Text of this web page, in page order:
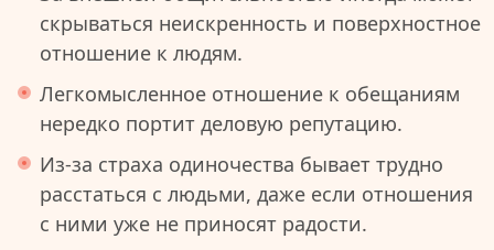
скрываться неискренность и поверхностное
отношение к людям.
Легкомысленное отношение к обещаниям
нередко портит деловую репутацию.
Из-за страха одиночества бывает трудно
расстаться с людьми, даже если отношения
с ними уже не приносят радости.